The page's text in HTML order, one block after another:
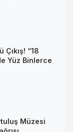
“18
Yüz Binlerce
Müzesi